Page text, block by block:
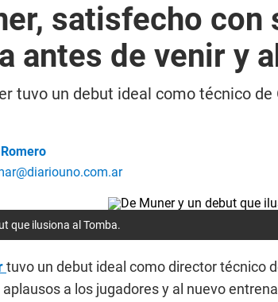
satisfecho con
antes de venir y
tuvo un debut ideal como técnico
que ilusiona al Tomba.
tuvo un debut ideal como director técnico
a los jugadores y al nuevo